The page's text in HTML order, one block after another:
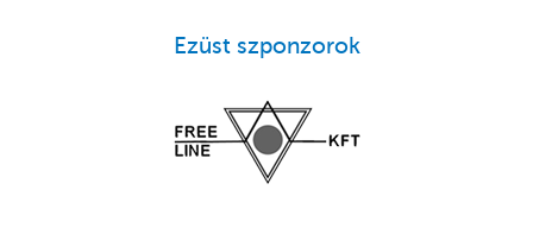
Ezüst szponzorok